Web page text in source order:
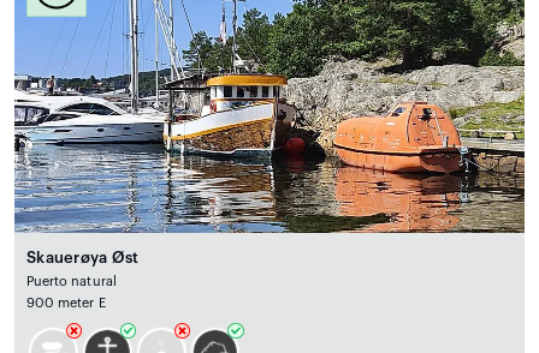
Skauerøya Øst
Puerto natural
900 meter E